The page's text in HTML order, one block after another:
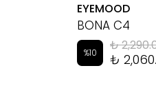
EYEMOOD
BONA C4
%10 ₺
₺